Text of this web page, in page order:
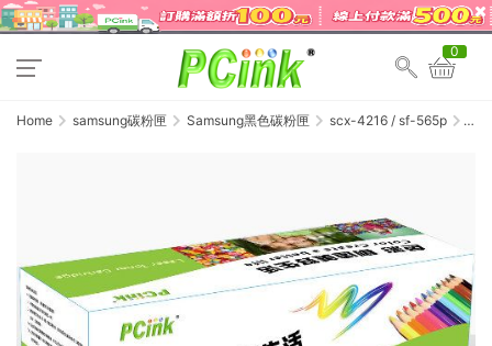
0
Home samsung碳粉匣 Samsung黑色碳粉匣
scx-4216 / sf-565p